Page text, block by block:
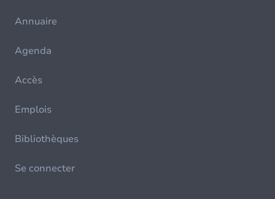
Annuaire
Agenda
Accès
Emplois
Bibliothèques
Se connecter